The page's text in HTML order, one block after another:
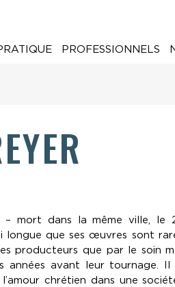
PROFESSIONNELS
mort dans la même ville, le
longue que ses œuvres sont
producteurs que par le soin
années avant leur tournage.
chrétien dans une